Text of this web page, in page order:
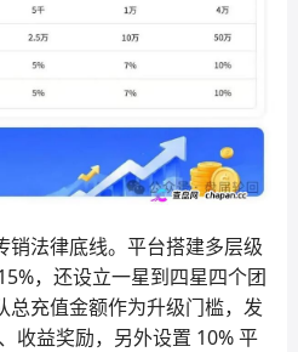
销法律底线。平台搭建多层级
，还设立一星到四星四个团
总充值金额作为升级门槛，发
收益奖励，另外设置 10% 平